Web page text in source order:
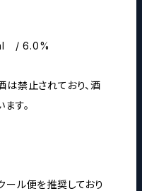
/ 6.0%
禁止されており、酒
す。
ール便を推奨しており